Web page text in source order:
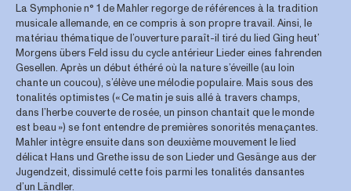
La Symphonie n° 1 de Mahler regorge de références à la tradition
musicale allemande, en ce compris à son propre travail. Ainsi, le
matériau thématique de l’ouverture paraît-il tiré du lied Ging heut’
Morgens übers Feld issu du cycle antérieur Lieder eines fahrenden
Gesellen. Après un début éthéré où la nature s’éveille (au loin
chante un coucou), s’élève une mélodie populaire. Mais sous des
tonalités optimistes (« Ce matin je suis allé à travers champs,
dans l’herbe couverte de rosée, un pinson chantait que le monde
est beau ») se font entendre de premières sonorités menaçantes.
Mahler intègre ensuite dans son deuxième mouvement le lied
délicat Hans und Grethe issu de son Lieder und Gesänge aus der
Jugendzeit, dissimulé cette fois parmi les tonalités dansantes
d’un Ländler.